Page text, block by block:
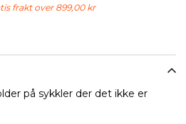
på sykkler der det ikke er
frakt over 899,00 kr